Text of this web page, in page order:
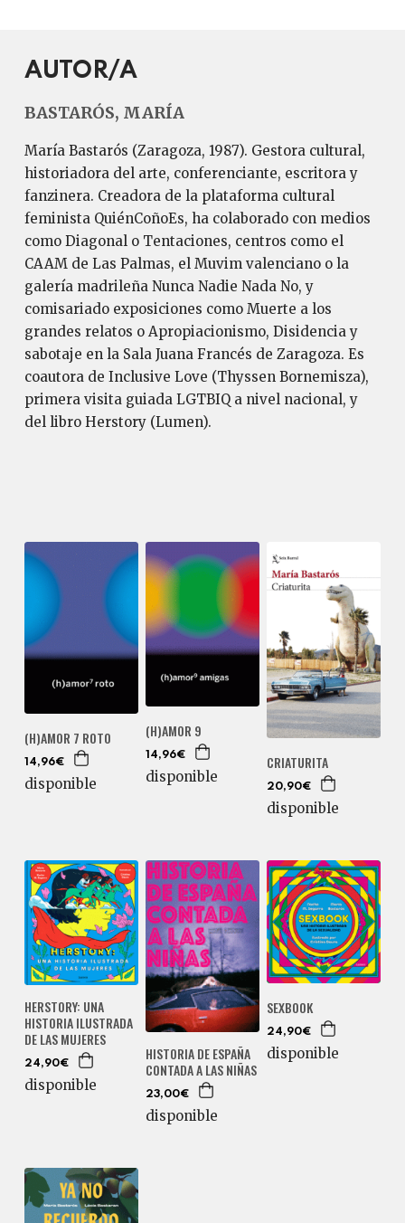
AUTOR/A
BASTARÓS, MARÍA
María Bastarós (Zaragoza, 1987). Gestora cultural,
historiadora del arte, conferenciante, escritora y
fanzinera. Creadora de la plataforma cultural
feminista QuiénCoñoEs, ha colaborado con medios
como Diagonal o Tentaciones, centros como el
CAAM de Las Palmas, el Muvim valenciano o la
galería madrileña Nunca Nadie Nada No, y
comisariado exposiciones como Muerte a los
grandes relatos o Apropiacionismo, Disidencia y
sabotaje en la Sala Juana Francés de Zaragoza. Es
coautora de Inclusive Love (Thyssen Bornemisza),
primera visita guiada LGTBIQ a nivel nacional, y
del libro Herstory (Lumen).
(H)AMOR 7 ROTO
14,96€
disponible
(H)AMOR 9
14,96€
disponible
CRIATURITA
20,90€
disponible
HERSTORY: UNA
HISTORIA ILUSTRADA
DE LAS MUJERES
24,90€
disponible
HISTORIA DE ESPAÑA
CONTADA A LAS NIÑAS
23,00€
disponible
SEXBOOK
24,90€
disponible